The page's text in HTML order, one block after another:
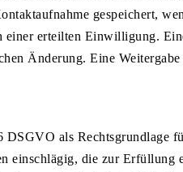
gespeichert,
erteilten Einwilligung.
Änderung. Eine
als Rechtsgrundlage
einschlägig, die zur Erfüllung